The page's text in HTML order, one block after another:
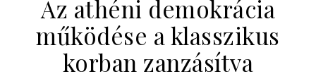
Az athéni demokrácia
működése a klasszikus
korban zanzásítva